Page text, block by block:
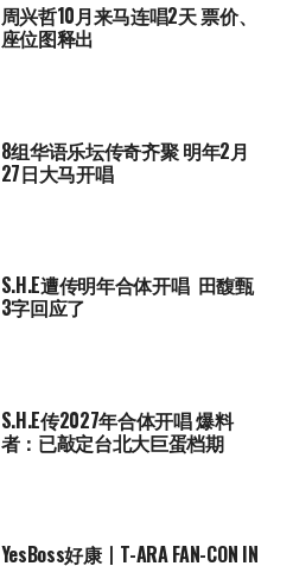
周兴哲10月来马连唱2天 票价、
座位图释出
8组华语乐坛传奇⻬聚 明年2月
27日大马开唱
S.H.E遭传明年合体开唱 田馥甄
3字回应了
S.H.E传2027年合体开唱 爆料
者：已敲定台北大巨蛋档期
YesBoss好康丨T-ARA FAN-CON IN